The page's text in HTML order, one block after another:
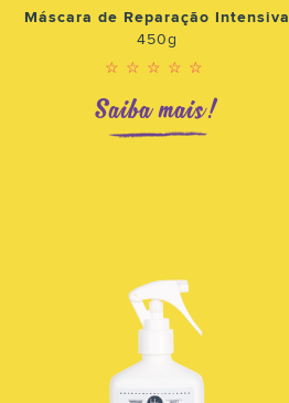
Máscara de Reparação Intensiva
450g
☆☆☆☆☆
Saiba mais!